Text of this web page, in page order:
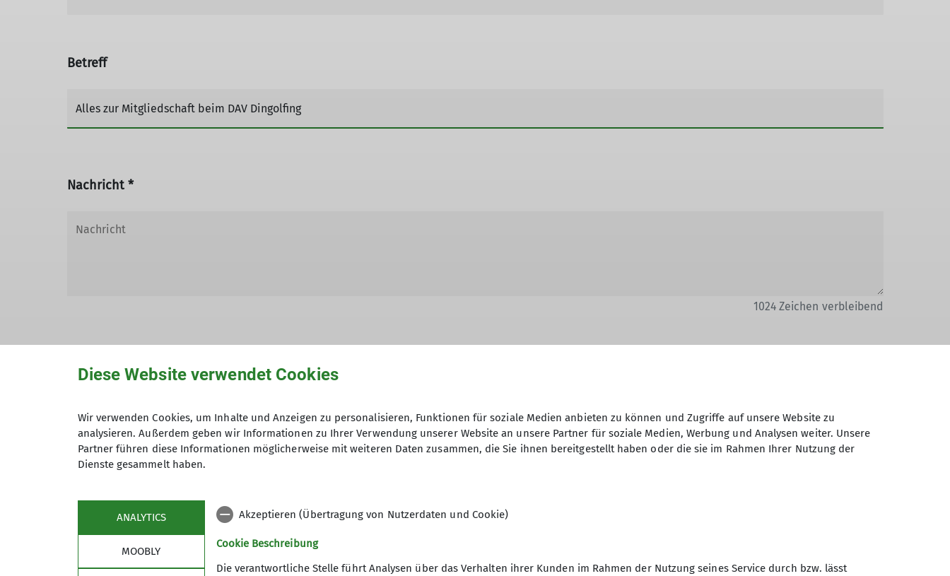
Betreff
Nachricht *
1024Zeichen verbleibend
Hiermit bestätige ich die Kenntnisnahme der Datenschutzerklärung *
Hiermit erkläre ich mich einverstanden, dass meine in das Kontaktformular eingegebenen Daten elektronisch gesichert und zum
Zweck der Kontaktaufnahme verarbeitet und genutzt werden. Mir ist bekannt, dass ich meine Einwilligung jederzeit wiederrufen kann.
Mit (*) markierte Felder sind Pflichtfelder
Diese Website verwendet Cookies
Wir verwenden Cookies, um Inhalte und Anzeigen zu personalisieren, Funktionen für soziale Medien anbieten zu können und Zugriffe auf unsere Website zu
analysieren. Außerdem geben wir Informationen zu Ihrer Verwendung unserer Website an unsere Partner für soziale Medien, Werbung und Analysen weiter. Unsere
Partner führen diese Informationen möglicherweise mit weiteren Daten zusammen, die Sie ihnen bereitgestellt haben oder die sie im Rahmen Ihrer Nutzung der
Dienste gesammelt haben.
ANALYTICS
MOOBLY
Akzeptieren (Übertragung von Nutzerdaten und Cookie)
Cookie Beschreibung
Die verantwortliche Stelle führt Analysen über das Verhalten ihrer Kunden im Rahmen der Nutzung seines Service durch bzw. lässt